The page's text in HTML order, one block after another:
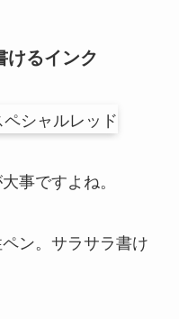
るインク
事ですよね。
ン。サラサラ書け